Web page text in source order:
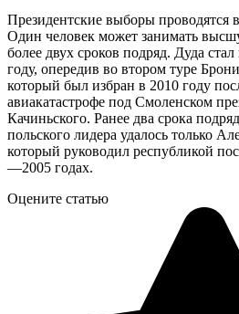
Президентские выборы проводятся
Один человек может занимать
более двух сроков подряд. Дуда стал
году, опередив во втором туре
который был избран в 2010 году
авиакатастрофе под Смоленском
Качиньского. Ранее два срока
польского лидера удалось только
который руководил республикой
—2005 годах.
Оцените статью